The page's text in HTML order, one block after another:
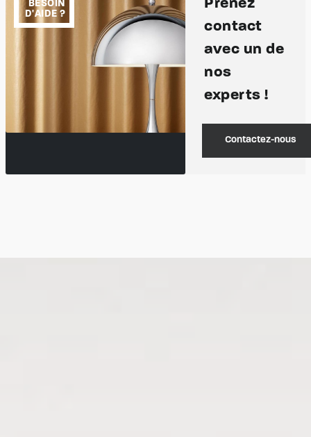
BESOIN
D'AIDE ?
Prenez
contact
avec un de
nos
experts !
Contactez-nous